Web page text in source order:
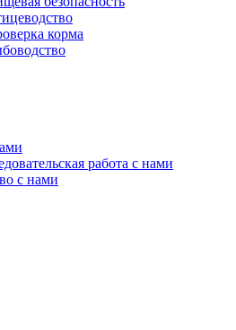
корма
работа с нами
с нами